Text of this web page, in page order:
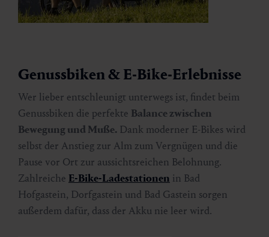
Genussbiken & E-Bike-Erlebnisse
Wer lieber entschleunigt unterwegs ist, findet beim
Genussbiken die perfekte Balance zwischen
Bewegung und Muße. Dank moderner E-Bikes wird
selbst der Anstieg zur Alm zum Vergnügen und die
Pause vor Ort zur aussichtsreichen Belohnung.
Zahlreiche E-Bike-Ladestationen in Bad
Hofgastein, Dorfgastein und Bad Gastein sorgen
außerdem dafür, dass der Akku nie leer wird.